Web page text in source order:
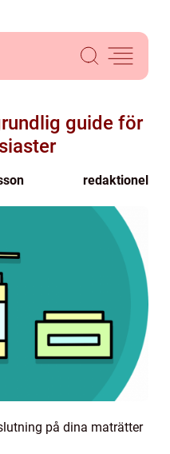
guide för
redaktionel
på dina maträtter